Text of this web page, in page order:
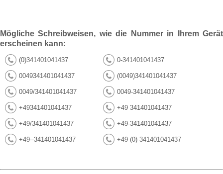
Mögliche Schreibweisen, wie die Nummer in Ihrem Gerät
erscheinen kann:
(0)341401041437 0-341401041437
0049341401041437 (0049)341401041437
0049/341401041437 0049-341401041437
+49341401041437 +49 341401041437
+49/341401041437 +49-341401041437
+49--341401041437 +49 (0) 341401041437